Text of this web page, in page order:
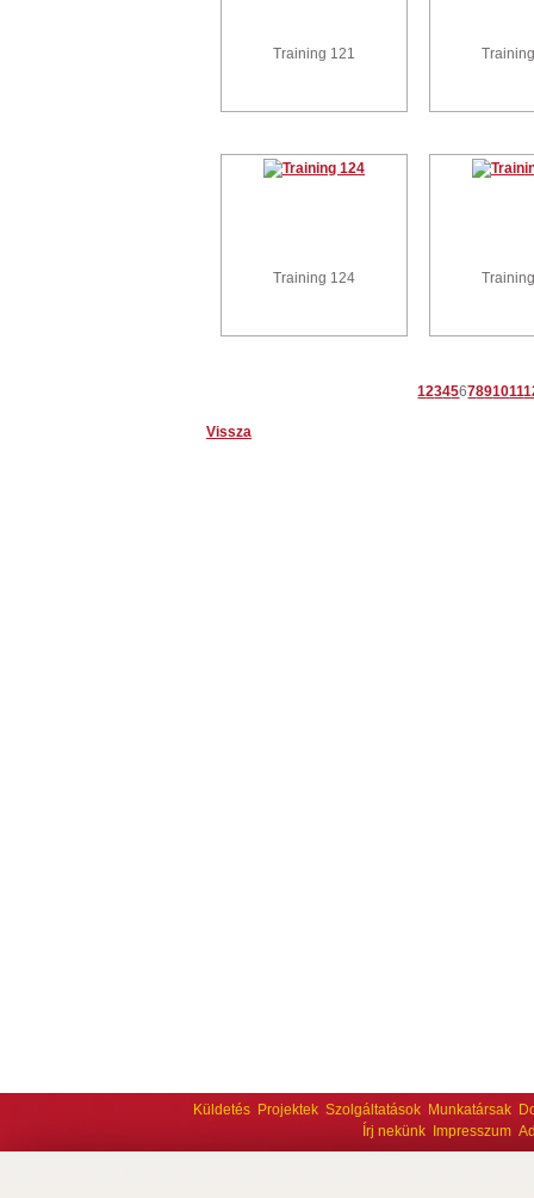
Training 121
Training 124
1234567891011
Vissza
Küldetés Projektek Szolgáltatások Munkatársak
Írj nekünk
Impresszum